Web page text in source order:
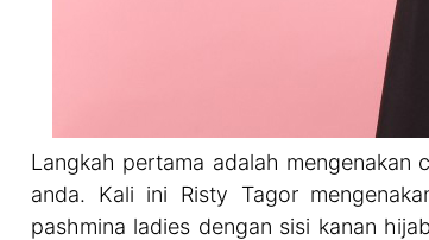
Langkah pertama adalah mengenakan
anda. Kali ini Risty Tagor
pashmina ladies dengan sisi kanan